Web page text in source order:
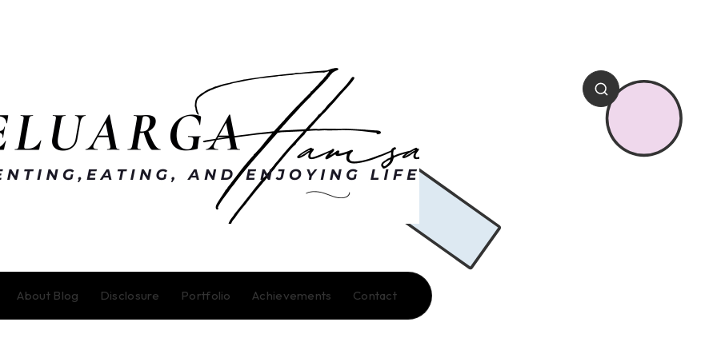
About Blog Disclosure Portfolio Achievements Contact